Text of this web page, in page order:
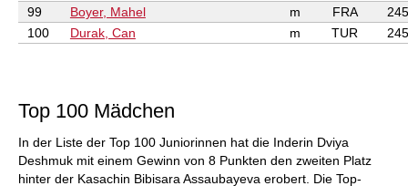
99
Boyer, Mahel m FRA
100
Durak, Can m TUR
Top 100 Mädchen
In der Liste der Top 100 Juniorinnen hat die Inderin Dviya
Deshmuk mit einem Gewinn von 8 Punkten den zweiten Platz
hinter der Kasachin Bibisara Assaubayeva erobert. Die Top-